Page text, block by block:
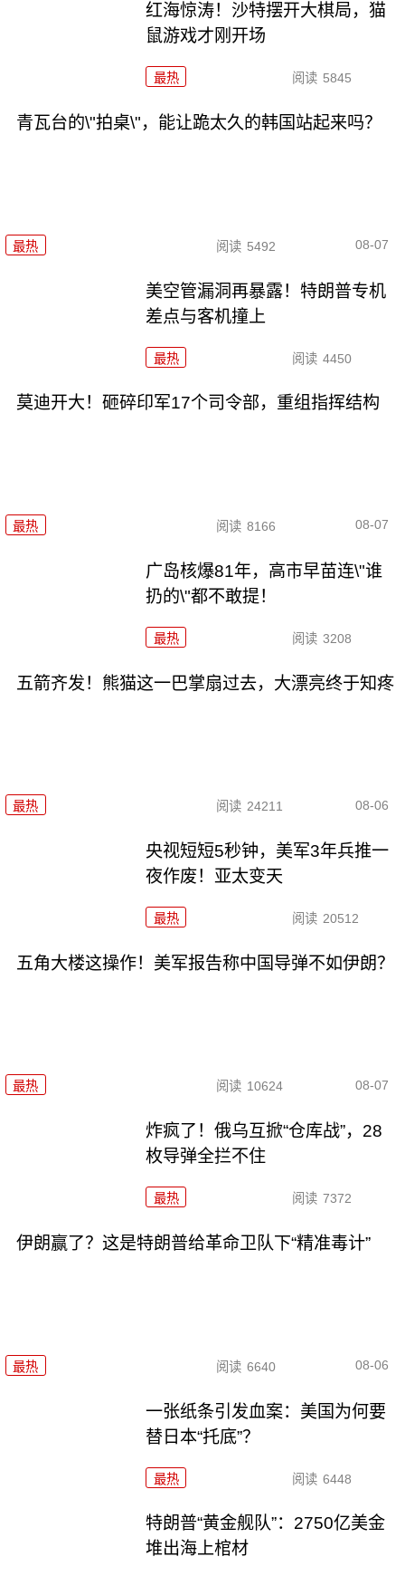
红海惊涛！沙特摆开大棋局，猫
鼠游戏才刚开场
最热 阅读 5845
青瓦台的\"拍桌\"，能让跪太久的韩国站起来吗？
最热 阅读 5492 08-07
美空管漏洞再暴露！特朗普专机
差点与客机撞上
最热 阅读 4450
莫迪开大！砸碎印军17个司令部，重组指挥结构
最热 阅读 8166 08-07
广岛核爆81年，高市早苗连\"谁
扔的\"都不敢提！
最热 阅读 3208
五箭齐发！熊猫这一巴掌扇过去，大漂亮终于知疼
最热 阅读 24211 08-06
央视短短5秒钟，美军3年兵推一
夜作废！亚太变天
最热 阅读 20512
五角大楼这操作！美军报告称中国导弹不如伊朗？
最热 阅读 10624 08-07
炸疯了！俄乌互掀“仓库战”，28
枚导弹全拦不住
最热 阅读 7372
伊朗赢了？这是特朗普给革命卫队下“精准毒计”
最热 阅读 6640 08-06
一张纸条引发血案：美国为何要
替日本“托底”？
最热 阅读 6448
特朗普“黄金舰队”：2750亿美金
堆出海上棺材